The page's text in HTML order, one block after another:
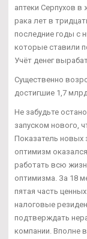
аптеки Серпухов
рака лет в
последние годы с
которые ставили
Учёт денег
Существенно
достигшие 1,7
Не забудьте
запуском нового,
Показатель новых
оптимизм
работать всю
оптимизма. За 18
пятая часть
налоговые
подтверждать
компании. Вполне